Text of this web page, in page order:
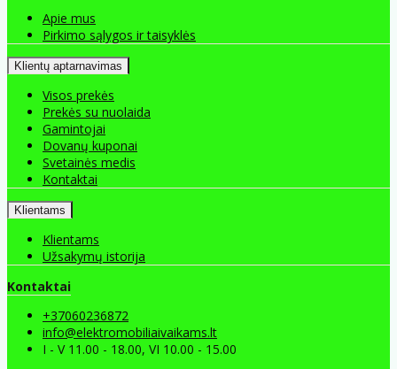
Apie mus
Pirkimo sąlygos ir taisyklės
Klientų aptarnavimas
Visos prekės
Prekės su nuolaida
Gamintojai
Dovanų kuponai
Svetainės medis
Kontaktai
Klientams
Klientams
Užsakymų istorija
Kontaktai
+37060236872
info@elektromobiliaivaikams.lt
I - V 11.00 - 18.00, VI 10.00 - 15.00